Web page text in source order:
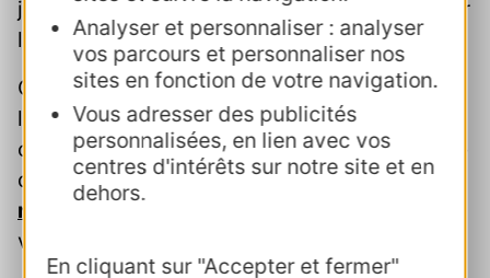
Analyser et personnaliser : analyser
vos parcours et personnaliser nos
sites en fonction de votre navigation.
Vous adresser des publicités
personnalisées, en lien avec vos
centres d'intérêts sur notre site et en
dehors.
En cliquant sur "Accepter et fermer"
jeunes, provenant de France et d’Europe, pour
l'Occitanie Rail Tour.
Organismes de tourisme, prestataires de
loisirs, hébergeurs, gestionnaires de sites,
organisateurs d'événements… rejoignez cette
dynamique inédite, unique en France et
récompensée au niveau européen
voyage en train !